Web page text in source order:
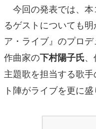
今回の発表では、本
るゲストについても
ア・ライブ』のプロ
作曲家の下村陽子氏
主題歌を担当する歌手
ト陣がライブを更に